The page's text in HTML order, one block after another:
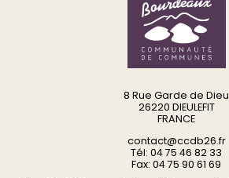
8 Rue Garde de Dieu
26220 DIEULEFIT
FRANCE
contact@ccdb26.fr
Tél: 04 75 46 82 33
Fax: 04 75 90 61 69